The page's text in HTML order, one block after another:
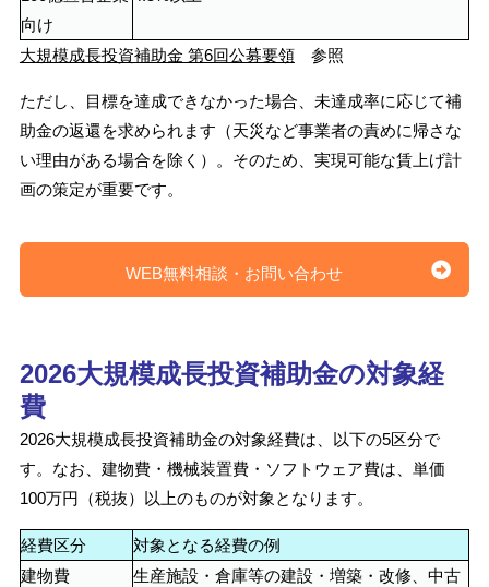
向け
大規模成長投資補助金 第6回公募要領参照
ただし、目標を達成できなかった場合、未達成率に応じて補
助金の返還を求められます（天災など事業者の責めに帰さな
い理由がある場合を除く）。そのため、実現可能な賃上げ計
画の策定が重要です。
WEB無料相談・お問い合わせ
2026大規模成長投資補助金の対象経
費
2026大規模成長投資補助金の対象経費は、以下の5区分で
す。なお、建物費・機械装置費・ソフトウェア費は、単価
100万円（税抜）以上のものが対象となります。
経費区分
対象となる経費の例
建物費
生産施設・倉庫等の建設・増築・改修、中古